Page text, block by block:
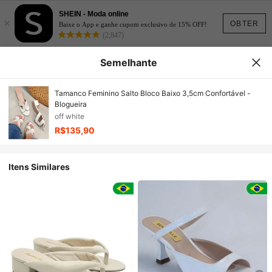
OBTER
×
SHEIN - Moda online
Baixe o App e ganhe cupom exclusivo de 15% OFF!
(2,847)
Semelhante
Tamanco Feminino Salto Bloco Baixo 3,5cm Confortável -
Blogueira
off white
R$135,90
Itens Similares